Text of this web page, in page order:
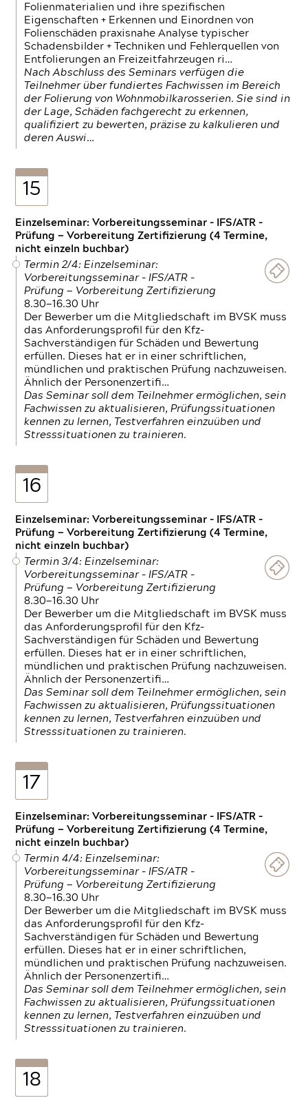
Folienmaterialien und ihre spezifischen
Eigenschaften + Erkennen und Einordnen von
Folienschäden praxisnahe Analyse typischer
Schadensbilder + Techniken und Fehlerquellen von
Entfolierungen an Freizeitfahrzeugen ri…
Nach Abschluss des Seminars verfügen die
Teilnehmer über fundiertes Fachwissen im Bereich
der Folierung von Wohnmobilkarosserien. Sie sind in
der Lage, Schäden fachgerecht zu erkennen,
qualifiziert zu bewerten, präzise zu kalkulieren und
deren Auswi…
15
Einzelseminar: Vorbereitungsseminar - IFS/ATR -
Prüfung — Vorbereitung Zertifizierung (4 Termine,
nicht einzeln buchbar)
Termin 2/4: Einzelseminar:
Vorbereitungsseminar - IFS/ATR -
Prüfung — Vorbereitung Zertifizierung
8.30—16.30 Uhr
Der Bewerber um die Mitgliedschaft im BVSK muss
das Anforderungsprofil für den Kfz-
Sachverständigen für Schäden und Bewertung
erfüllen. Dieses hat er in einer schriftlichen,
mündlichen und praktischen Prüfung nachzuweisen.
Ähnlich der Personenzertifi…
Das Seminar soll dem Teilnehmer ermöglichen, sein
Fachwissen zu aktualisieren, Prüfungssituationen
kennen zu lernen, Testverfahren einzuüben und
Stresssituationen zu trainieren.
16
Einzelseminar: Vorbereitungsseminar - IFS/ATR -
Prüfung — Vorbereitung Zertifizierung (4 Termine,
nicht einzeln buchbar)
Termin 3/4: Einzelseminar:
Vorbereitungsseminar - IFS/ATR -
Prüfung — Vorbereitung Zertifizierung
8.30—16.30 Uhr
Der Bewerber um die Mitgliedschaft im BVSK muss
das Anforderungsprofil für den Kfz-
Sachverständigen für Schäden und Bewertung
erfüllen. Dieses hat er in einer schriftlichen,
mündlichen und praktischen Prüfung nachzuweisen.
Ähnlich der Personenzertifi…
Das Seminar soll dem Teilnehmer ermöglichen, sein
Fachwissen zu aktualisieren, Prüfungssituationen
kennen zu lernen, Testverfahren einzuüben und
Stresssituationen zu trainieren.
17
Einzelseminar: Vorbereitungsseminar - IFS/ATR -
Prüfung — Vorbereitung Zertifizierung (4 Termine,
nicht einzeln buchbar)
Termin 4/4: Einzelseminar:
Vorbereitungsseminar - IFS/ATR -
Prüfung — Vorbereitung Zertifizierung
8.30—16.30 Uhr
Der Bewerber um die Mitgliedschaft im BVSK muss
das Anforderungsprofil für den Kfz-
Sachverständigen für Schäden und Bewertung
erfüllen. Dieses hat er in einer schriftlichen,
mündlichen und praktischen Prüfung nachzuweisen.
Ähnlich der Personenzertifi…
Das Seminar soll dem Teilnehmer ermöglichen, sein
Fachwissen zu aktualisieren, Prüfungssituationen
kennen zu lernen, Testverfahren einzuüben und
Stresssituationen zu trainieren.
18